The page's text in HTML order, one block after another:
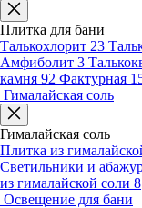
Плитка для бани
Талькохлорит 23
Амфиболит 3
камня 92 Фактурная
Гималайская соль
Гималайская соль
Плитка из
Светильники и
из гималайской соли 8
Освещение для бани